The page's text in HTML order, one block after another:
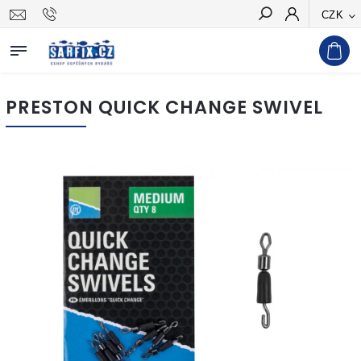
CZK
Hledat
PRESTON QUICK CHANGE SWIVEL